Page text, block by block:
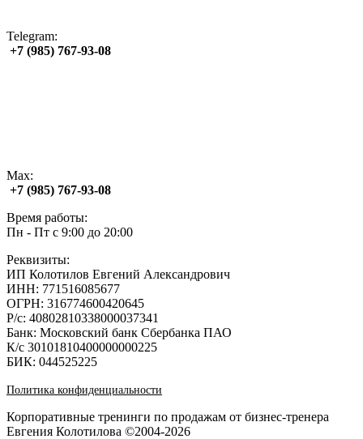
Telegram:
+7 (985) 767‑93‑08
Max:
+7 (985) 767‑93‑08
Время работы:
Пн - Пт с 9:00 до 20:00
Реквизиты:
ИП Колотилов Евгений Александрович
ИНН: 771516085677
ОГРН: 316774600420645
Р/с: 40802810338000037341
Банк: Московский банк Сбербанка ПАО
К/с 30101810400000000225
БИК: 044525225
Политика конфиденциальности
Корпоративные тренинги по продажам от бизнес-тренера
Евгения Колотилова ©2004-2026